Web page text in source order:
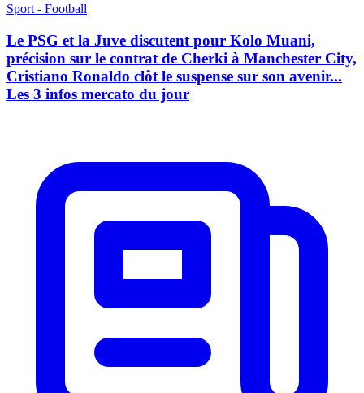
Sport - Football
Le PSG et la Juve discutent pour Kolo Muani,
précision sur le contrat de Cherki à Manchester City,
Cristiano Ronaldo clôt le suspense sur son avenir...
Les 3 infos mercato du jour